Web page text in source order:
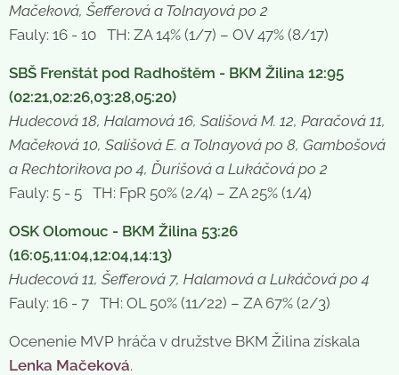
Mačeková, Šefferová a Tolnayová po 2
Fauly: 16 - 10 TH: ZA 14% (1/7) – OV 47% (8/17)
SBŠ Frenštát pod Radhoštěm - BKM Žilina 12:95
(02:21,02:26,03:28,05:20)
Hudecová 18, Halamová 16, Sališová M. 12, Paračová 11,
Mačeková 10, Sališová E. a Tolnayová po 8, Gambošová
a Rechtorikova po 4, Ďurišová a Lukáčová po 2
Fauly: 5 - 5 TH: FpR 50% (2/4) – ZA 25% (1/4)
OSK Olomouc - BKM Žilina 53:26
(16:05,11:04,12:04,14:13)
Hudecová 11, Šefferová 7, Halamová a Lukáčová po 4
Fauly: 16 - 7 TH: OL 50% (11/22) – ZA 67% (2/3)
Ocenenie MVP hráča v družstve BKM Žilina získala
Lenka Mačeková.